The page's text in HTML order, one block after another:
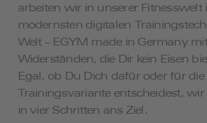
arbeiten wir in unserer Fitnesswelt
modernsten digitalen
Welt – EGYM made in Germany mit
Widerständen, die Dir kein Eisen
Egal, ob Du Dich dafür oder für die
Trainingsvariante entscheidest,
in vier Schritten ans Ziel.